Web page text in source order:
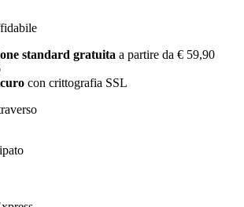
standard gratuita a partire da € 59,90
con crittografia SSL